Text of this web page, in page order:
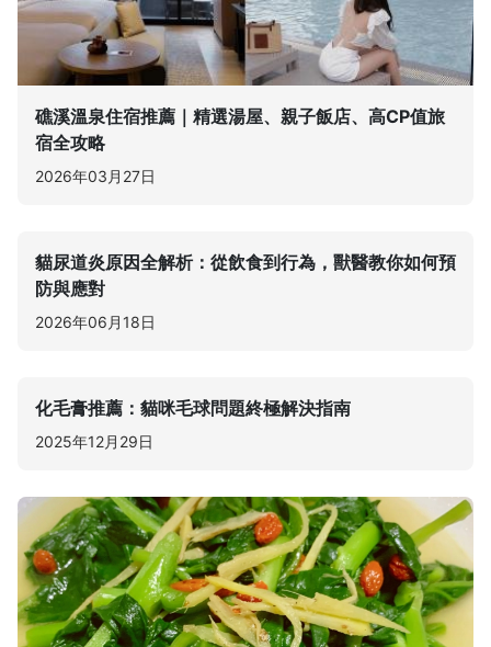
礁溪溫泉住宿推薦｜精選湯屋、親子飯店、高CP值旅
宿全攻略
2026年03月27日
貓尿道炎原因全解析：從飲食到行為，獸醫教你如何預
防與應對
2026年06月18日
化毛膏推薦：貓咪毛球問題終極解決指南
2025年12月29日